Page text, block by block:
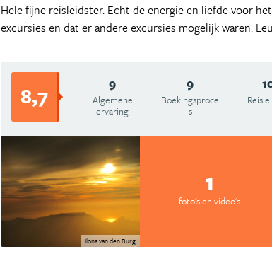
Hele fijne reisleidster. Echt de energie en liefde voor
excursies en dat er andere excursies mogelijk waren.
8,7 9
Algemene
ervaring
9
Boekingsproce
s
Ilona van den Burg
1
foto's en video's